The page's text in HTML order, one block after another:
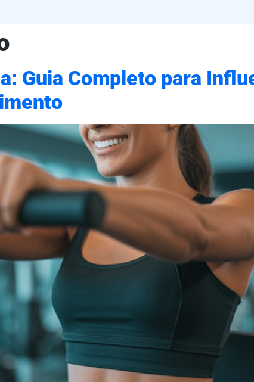
Guia Completo para